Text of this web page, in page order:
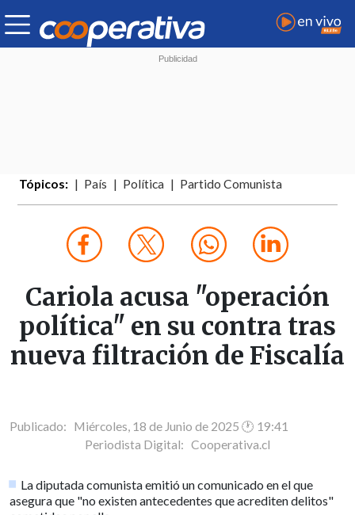
Tópicos: País Política Partido Comunista
Cariola acusa "operación
política" en su contra tras
nueva filtración de Fiscalía
Publicado: Miércoles, 18 de Junio de 2025 🕐 19:41
Periodista Digital: Cooperativa.cl
La diputada comunista emitió un comunicado en el que
asegura que "no existen antecedentes que acrediten delitos"